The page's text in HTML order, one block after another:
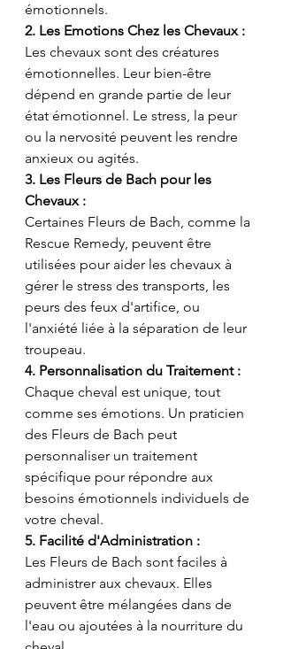
émotionnels.
2. Les Emotions Chez les Chevaux :
Les chevaux sont des créatures
émotionnelles. Leur bien-être
dépend en grande partie de leur
état émotionnel. Le stress, la peur
ou la nervosité peuvent les rendre
anxieux ou agités.
3. Les Fleurs de Bach pour les
Chevaux :
Certaines Fleurs de Bach, comme la
Rescue Remedy, peuvent être
utilisées pour aider les chevaux à
gérer le stress des transports, les
peurs des feux d'artifice, ou
l'anxiété liée à la séparation de leur
troupeau.
4. Personnalisation du Traitement :
Chaque cheval est unique, tout
comme ses émotions. Un praticien
des Fleurs de Bach peut
personnaliser un traitement
spécifique pour répondre aux
besoins émotionnels individuels de
votre cheval.
5. Facilité d'Administration :
Les Fleurs de Bach sont faciles à
administrer aux chevaux. Elles
peuvent être mélangées dans de
l'eau ou ajoutées à la nourriture du